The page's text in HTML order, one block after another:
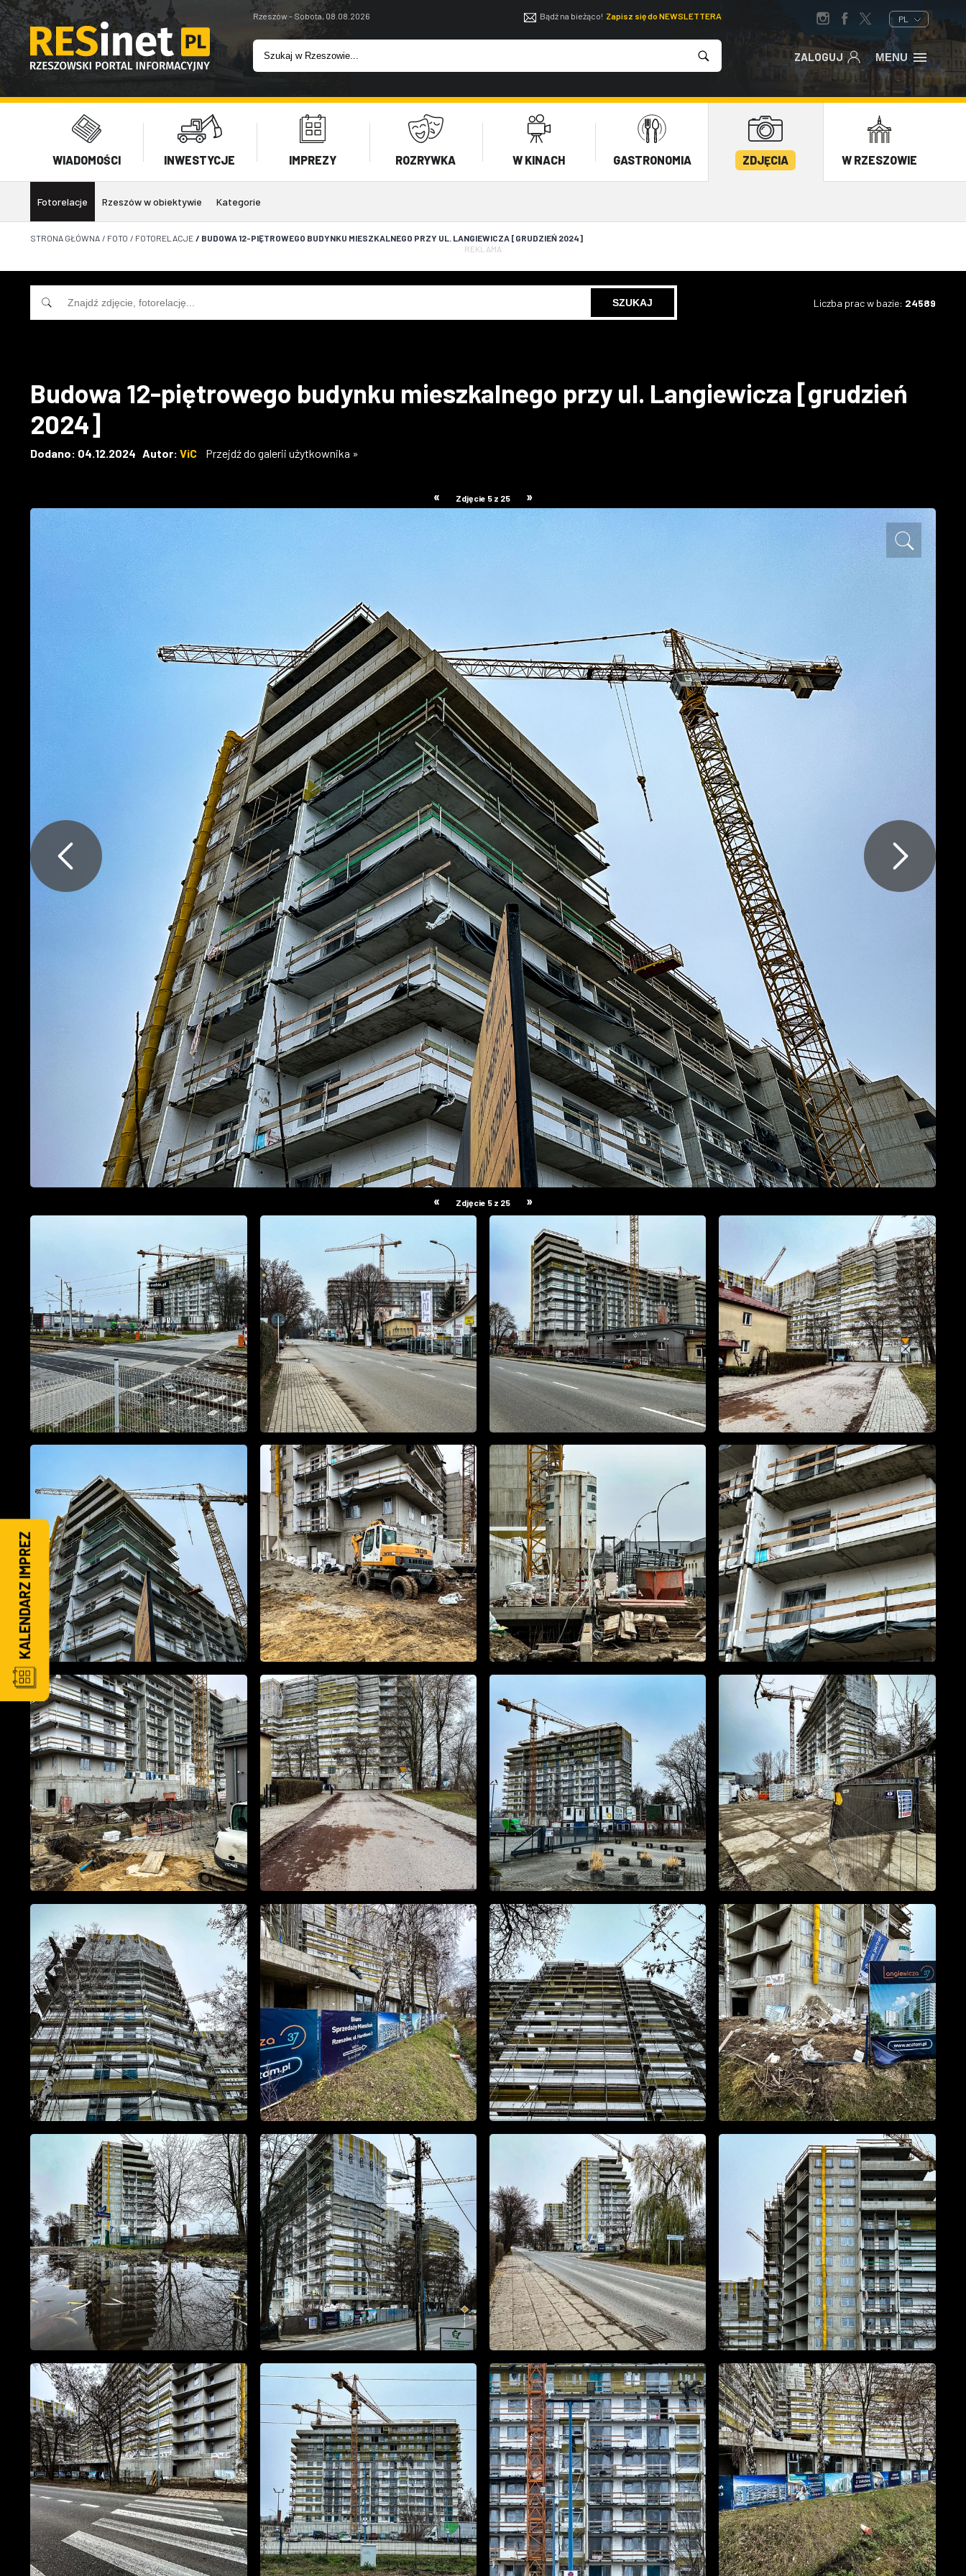
Rzeszów - Sobota, 08.08.2026 Bądź na bieżąco! Zapisz się do NEWSLETTERA PL
ZALOGUJ MENU
WIADOMOŚCI INWESTYCJE IMPREZY ROZRYWKA W KINACH GASTRONOMIA ZDJĘCIA W RZESZOWIE
Fotorelacje Rzeszów w obiektywie Kategorie
STRONA GŁÓWNA / FOTO / FOTORELACJE / BUDOWA 12-PIĘTROWEGO BUDYNKU MIESZKALNEGO PRZY UL. LANGIEWICZA [GRUDZIEŃ 2024]
REKLAMA
Liczba prac w bazie: 24589
Budowa 12-piętrowego budynku mieszkalnego przy ul. Langiewicza [grudzień
2024]
Dodano: 04.12.2024 Autor: ViC Przejdź do galerii użytkownika »
« Zdjęcie 5 z 25 »
« Zdjęcie 5 z 25 »
KALENDARZ IMPREZ